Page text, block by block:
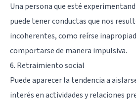
Una persona que esté
puede tener conductas que nos
incoherentes, como reírse
comportarse de manera impulsiva.
6. Retraimiento social
Puede aparecer la tendencia a
interés en actividades y relaciones